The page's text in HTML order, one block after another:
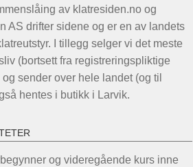
kan
velges
på
produktsiden
av klatresiden.no og
AS drifter sidene og er en av landets
I tillegg selger vi det meste
(bortsett fra registreringspliktige
sender over hele landet (og til
hentes i butikk i Larvik.
og videregående kurs inne